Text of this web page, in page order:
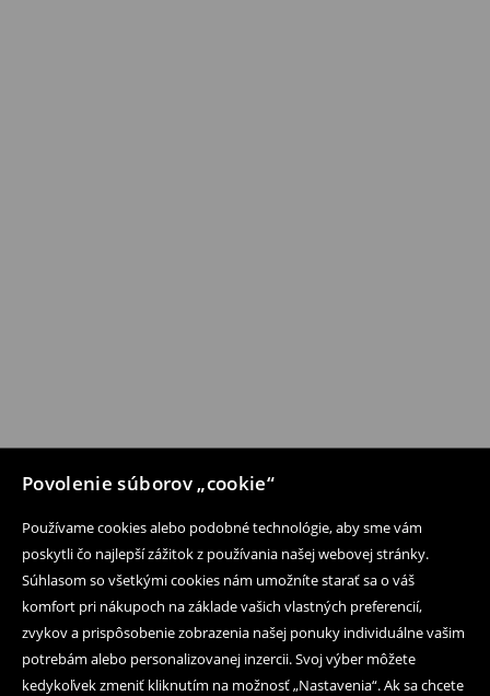
Povolenie súborov „cookie“
Používame cookies alebo podobné technológie, aby sme vám
poskytli čo najlepší zážitok z používania našej webovej stránky.
Súhlasom so všetkými cookies nám umožníte starať sa o váš
komfort pri nákupoch na základe vašich vlastných preferencií,
zvykov a prispôsobenie zobrazenia našej ponuky individuálne vašim
potrebám alebo personalizovanej inzercii. Svoj výber môžete
kedykoľvek zmeniť kliknutím na možnosť „Nastavenia“. Ak sa chcete